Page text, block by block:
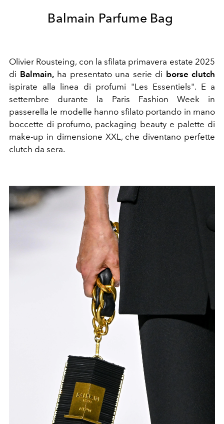
Balmain Parfume Bag
Olivier Rousteing, con la sfilata primavera estate 2025
di Balmain,ha presentato una serie di borse clutch
ispirate alla linea di profumi "Les Essentiels". E a
settembre durante la Paris Fashion Week in
passerella le modelle hanno sfilato portando in mano
boccette di profumo, packaging beauty e palette di
make-up in dimensione XXL, che diventano perfette
clutch da sera.